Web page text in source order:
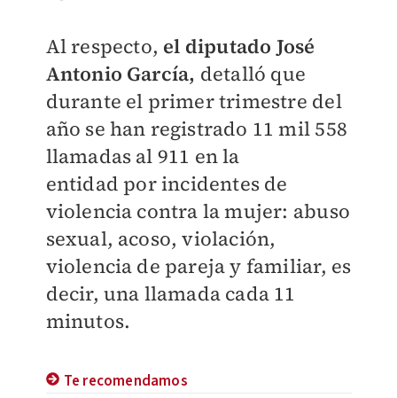
Al respecto, el diputado José
Antonio García, detalló que
durante el primer trimestre del
año se han registrado 11 mil 558
llamadas al 911 en la
entidad por incidentes de
violencia contra la mujer: abuso
sexual, acoso, violación,
violencia de pareja y familiar, es
decir, una llamada cada 11
minutos.
Te recomendamos